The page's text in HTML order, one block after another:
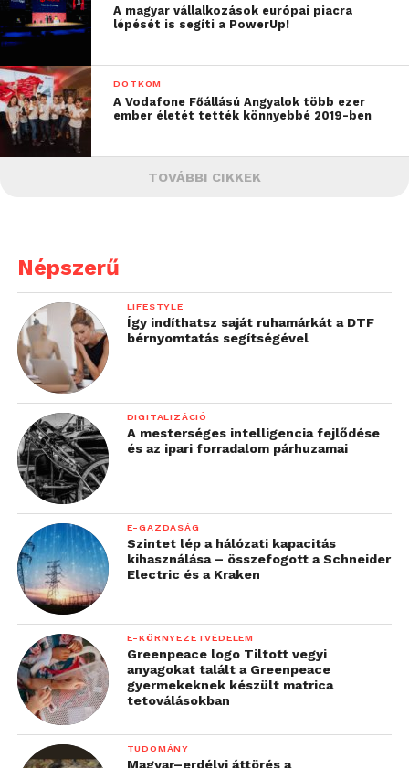
A magyar vállalkozások európai piacra
lépését is segíti a PowerUp!
DOTKOM
A Vodafone Főállású Angyalok több ezer
ember életét tették könnyebbé 2019-ben
TOVÁBBI CIKKEK
Népszerű
LIFESTYLE
Így indíthatsz saját ruhamárkát a DTF
bérnyomtatás segítségével
DIGITALIZÁCIÓ
A mesterséges intelligencia fejlődése
és az ipari forradalom párhuzamai
E-GAZDASÁG
Szintet lép a hálózati kapacitás
kihasználása – összefogott a Schneider
Electric és a Kraken
E-KÖRNYEZETVÉDELEM
Greenpeace logo Tiltott vegyi
anyagokat talált a Greenpeace
gyermekeknek készült matrica
tetoválásokban
TUDOMÁNY
Magyar–erdélyi áttörés a